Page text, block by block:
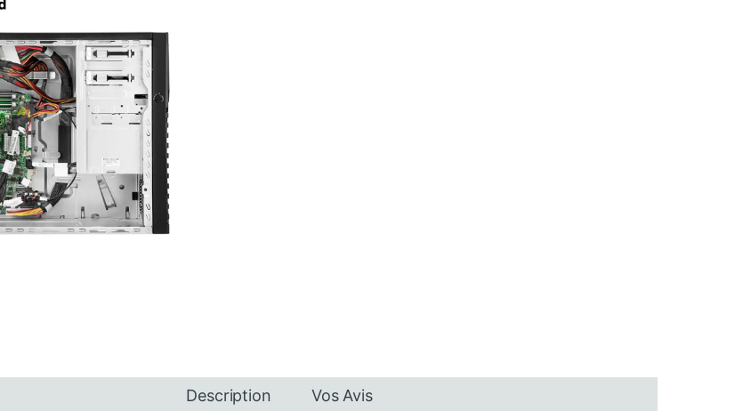
Description Vos Avis